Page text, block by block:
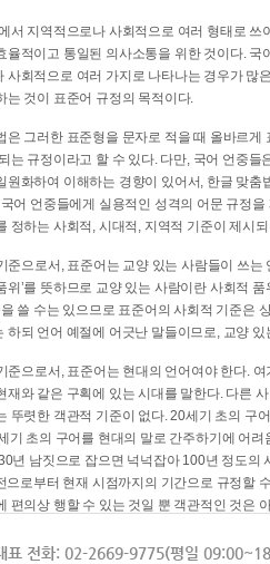
서 지역적으로나 사회적으로 여러 형태로
율적이고 통일된 의사소통을 위한 것이다.
사회적으로 여러 가지로 나타나는 경우가 많
는 것이 표준어 규정의 목적이다.
은 그러한 표준형을 문자로 적을 때 올바르
는 규정이라고 할 수 있다. 다만, 국어 언중
원화하여 이해하는 경향이 있어서, 한글 맞
어 언중들에게 실용적인 성격의 어문 규정
정하는 사회적, 시대적, 지역적 기준이 제시
준으로서, 표준어는 교양 있는 사람들이 쓰는
위’를 뜻하므로 교양 있는 사람이란 사회적
쓸 수는 있으므로 표준어의 사회적 기준은
하되 언어 예절에 어긋난 말들이므로, 교양
준으로서, 표준어는 현대의 언어여야 한다.
재와 같은 구획에 있는 시대를 말한다. 다른
뚜렷한 객관적 기준이 없다. 20세기 초의 구
기 초의 구어를 현대의 말로 간주하기에 어
년 남짓으로 잡으면 넉넉잡아 100년 정도의
으로부터 현재 시점까지의 기간으로 규정할
편의상 행할 수 있는 것일 뿐 객관적인 것은
준으로서, 표준어는 서울말이어야 한다. 이
표 전화: 02-2669-9775(평일